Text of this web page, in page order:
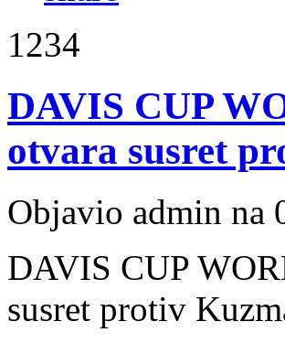
1234
DAVIS CUP
otvara susret
Objavio admin na
DAVIS CUP
susret protiv